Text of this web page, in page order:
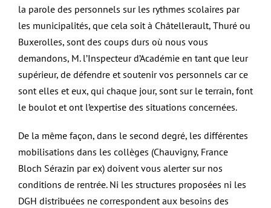
la parole des personnels sur les rythmes scolaires par
les municipalités, que cela soit à Châtellerault, Thuré ou
Buxerolles, sont des coups durs où nous vous
demandons, M. l’Inspecteur d’Académie en tant que leur
supérieur, de défendre et soutenir vos personnels car ce
sont elles et eux, qui chaque jour, sont sur le terrain, font
le boulot et ont l’expertise des situations concernées.
De la même façon, dans le second degré, les différentes
mobilisations dans les collèges (Chauvigny, France
Bloch Sérazin par ex) doivent vous alerter sur nos
conditions de rentrée. Ni les structures proposées ni les
DGH distribuées ne correspondent aux besoins des